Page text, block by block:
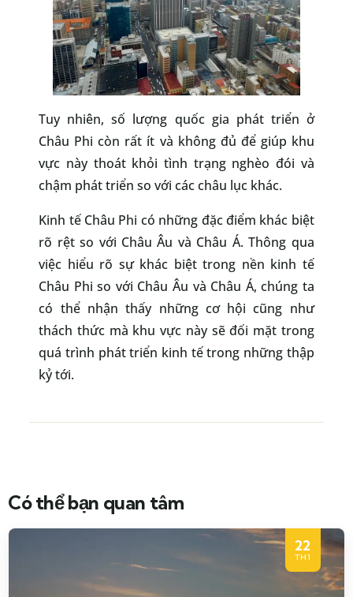
Tuy nhiên, số lượng quốc gia phát triển ở
Châu Phi còn rất ít và không đủ để giúp khu
vực này thoát khỏi tình trạng nghèo đói và
chậm phát triển so với các châu lục khác.
Kinh tế Châu Phi có những đặc điểm khác biệt
rõ rệt so với Châu Âu và Châu Á. Thông qua
việc hiểu rõ sự khác biệt trong nền kinh tế
Châu Phi so với Châu Âu và Châu Á, chúng ta
có thể nhận thấy những cơ hội cũng như
thách thức mà khu vực này sẽ đối mặt trong
quá trình phát triển kinh tế trong những thập
kỷ tới.
Có thể bạn quan tâm
22
TH1